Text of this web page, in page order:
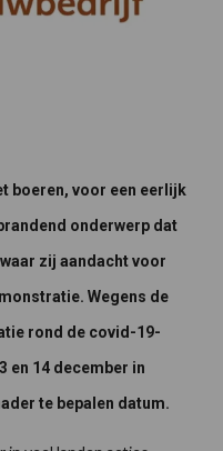
boeren, voor een eerlijk
onderwerp dat
zij aandacht voor
Wegens de
rond de covid-19-
en 14 december in
te bepalen datum.